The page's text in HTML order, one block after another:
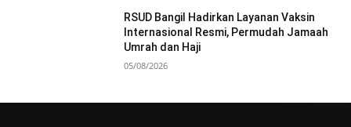
RSUD Bangil Hadirkan Layanan Vaksin
Internasional Resmi, Permudah Jamaah
Umrah dan Haji
05/08/2026